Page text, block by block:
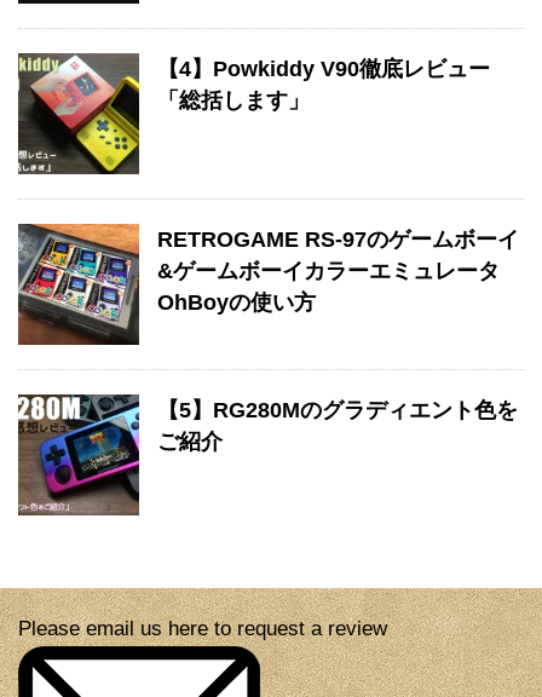
【4】Powkiddy V90徹底レビュー
「総括します」
RETROGAME RS-97のゲームボーイ
&ゲームボーイカラーエミュレータ
OhBoyの使い方
【5】RG280Mのグラディエント色を
ご紹介
Please email us here to request a review